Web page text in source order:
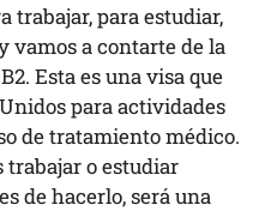
trabajar, para estudiar,
vamos a contarte de la
Esta es una visa que
para actividades
de tratamiento médico.
o estudiar
de hacerlo, será una